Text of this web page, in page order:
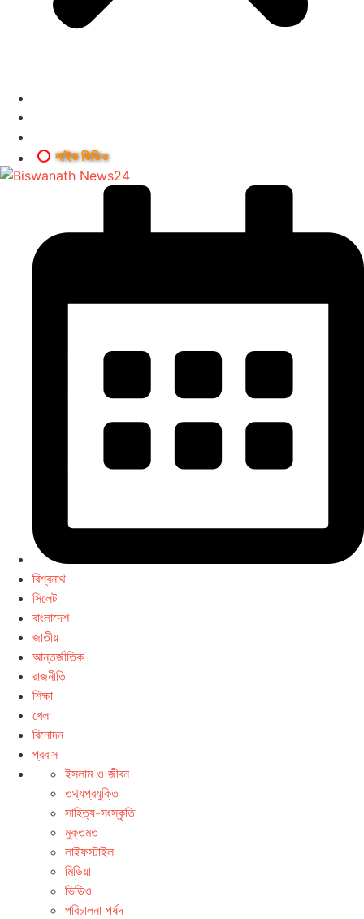
লাইভ ভিডিও
বিশ্বনাথ
সিলেট
বাংলাদেশ
জাতীয়
আন্তর্জাতিক
রাজনীতি
শিক্ষা
খেলা
বিনোদন
প্রবাস
ইসলাম ও জীবন
তথ্যপ্রযুক্তি
সাহিত্য-সংস্কৃতি
মুক্তমত
লাইফস্টাইল
মিডিয়া
ভিডিও
পরিচালনা পর্ষদ